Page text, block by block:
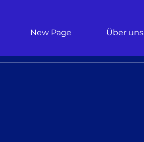
New Page Über uns